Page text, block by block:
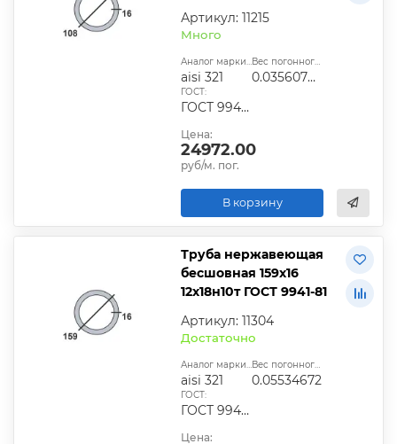
Артикул: 11215
Много
Аналог марки стали:
aisi 321
Вес погонного метра, т.:
0.03560768
ГОСТ:
ГОСТ 9940-81, ГОСТ 9941-81, ГОСТ 24030-80, ГОСТ 10498-82
Цена:
24972.00
руб/м. пог.
В корзину
Труба нержавеющая
бесшовная 159х16
12х18н10т ГОСТ 9941-81
Артикул: 11304
Достаточно
Аналог марки стали:
aisi 321
Вес погонного метра, т.:
0.05534672
ГОСТ:
ГОСТ 9940-81, ГОСТ 9941-81, ГОСТ 24030-80, ГОСТ 10498-82
Цена: